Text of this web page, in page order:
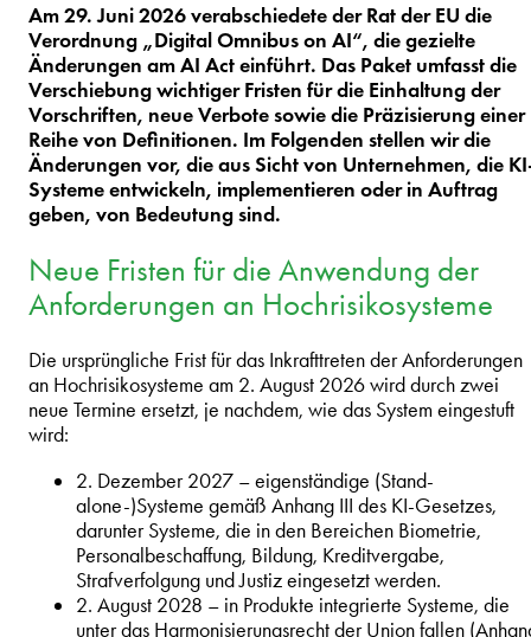
Am 29. Juni 2026 verabschiedete der Rat der EU die
Verordnung „Digital Omnibus on AI“, die gezielte
Änderungen am AI Act einführt. Das Paket umfasst die
Verschiebung wichtiger Fristen für die Einhaltung der
Vorschriften, neue Verbote sowie die Präzisierung einer
Reihe von Definitionen. Im Folgenden stellen wir die
Änderungen vor, die aus Sicht von Unternehmen, die
Systeme entwickeln, implementieren oder in Auftrag
geben, von Bedeutung sind.
Neue Fristen für die Anwendung der
Anforderungen an Hochrisikosysteme
Die ursprüngliche Frist für das Inkrafttreten der Anforderungen
an Hochrisikosysteme am 2. August 2026 wird durch zwei
neue Termine ersetzt, je nachdem, wie das System eingestuft
wird:
2. Dezember 2027 – eigenständige (Stand-
alone-)Systeme gemäß Anhang III des KI-Gesetzes,
darunter Systeme, die in den Bereichen Biometrie,
Personalbeschaffung, Bildung, Kreditvergabe,
Strafverfolgung und Justiz eingesetzt werden.
2. August 2028 – in Produkte integrierte Systeme, die
unter das Harmonisierungsrecht der Union fallen